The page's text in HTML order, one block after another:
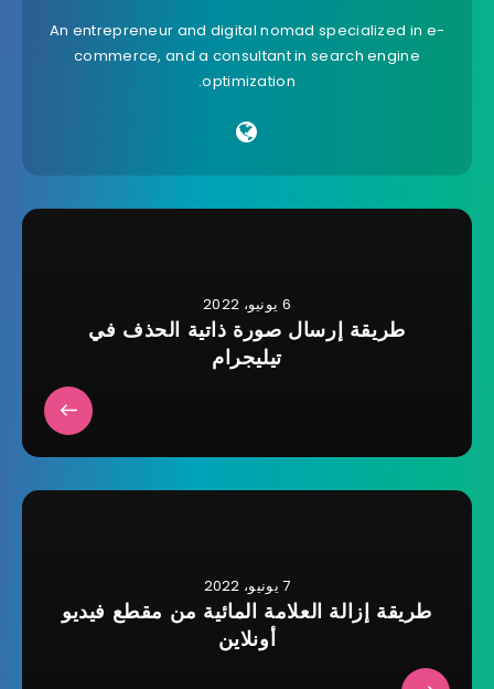
An entrepreneur and digital nomad specialized in e-
commerce, and a consultant in search engine
optimization.
6 يونيو، 2022
طريقة إرسال صورة ذاتية الحذف في
تيليجرام
7 يونيو، 2022
طريقة إزالة العلامة المائية من مقطع فيديو
أونلاين